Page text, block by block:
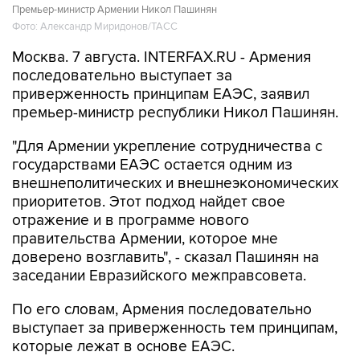
Премьер-министр Армении Никол Пашинян
Фото: Александр Миридонов/ТАСС
Москва. 7 августа. INTERFAX.RU - Армения
последовательно выступает за
приверженность принципам ЕАЭС, заявил
премьер-министр республики Никол Пашинян.
"Для Армении укрепление сотрудничества с
государствами ЕАЭС остается одним из
внешнеполитических и внешнеэкономических
приоритетов. Этот подход найдет свое
отражение и в программе нового
правительства Армении, которое мне
доверено возглавить", - сказал Пашинян на
заседании Евразийского межправсовета.
По его словам, Армения последовательно
выступает за приверженность тем принципам,
которые лежат в основе ЕАЭС.